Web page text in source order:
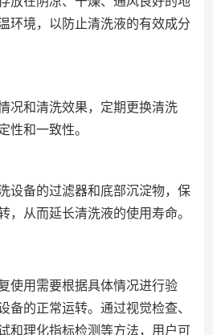
环境，以防止清洗液的有效成分
况和清洗效果，定期更换清洗
性和一致性。
设备的过滤器和底部沉淀物，保
，从而延长清洗液的使用寿命。
使用需要根据具体情况进行验
备的正常运转。通过视觉检查、
和理化指标检测等方法，用户可